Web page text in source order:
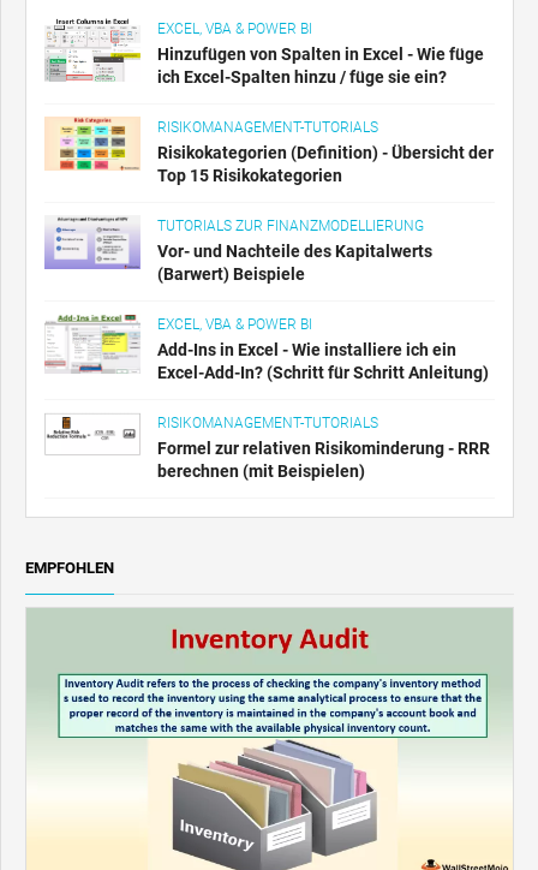
EXCEL, VBA & POWER BI
Hinzufügen von Spalten in Excel - Wie füge
ich Excel-Spalten hinzu / füge sie ein?
RISIKOMANAGEMENT-TUTORIALS
Risikokategorien (Definition) - Übersicht der
Top 15 Risikokategorien
TUTORIALS ZUR FINANZMODELLIERUNG
Vor- und Nachteile des Kapitalwerts
(Barwert) Beispiele
EXCEL, VBA & POWER BI
Add-Ins in Excel - Wie installiere ich ein
Excel-Add-In? (Schritt für Schritt Anleitung)
RISIKOMANAGEMENT-TUTORIALS
Formel zur relativen Risikominderung - RRR
berechnen (mit Beispielen)
EMPFOHLEN